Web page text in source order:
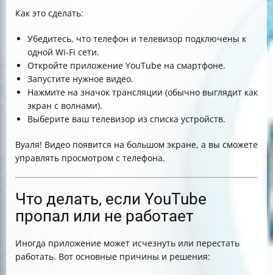
Как это сделать:
Убедитесь, что телефон и телевизор подключены к
одной Wi-Fi сети.
Откройте приложение YouTube на смартфоне.
Запустите нужное видео.
Нажмите на значок трансляции (обычно выглядит как
экран с волнами).
Выберите ваш телевизор из списка устройств.
Вуаля! Видео появится на большом экране, а вы сможете
управлять просмотром с телефона.
Что делать, если YouTube
пропал или не работает
Иногда приложение может исчезнуть или перестать
работать. Вот основные причины и решения: